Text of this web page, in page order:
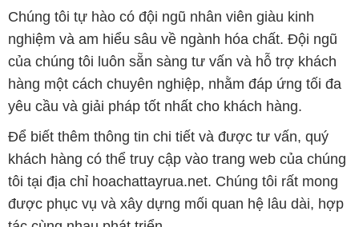
Chúng tôi tự hào có đội ngũ nhân viên giàu kinh
nghiệm và am hiểu sâu về ngành hóa chất. Đội ngũ
của chúng tôi luôn sẵn sàng tư vấn và hỗ trợ khách
hàng một cách chuyên nghiệp, nhằm đáp ứng tối đa
yêu cầu và giải pháp tốt nhất cho khách hàng.
Để biết thêm thông tin chi tiết và được tư vấn, quý
khách hàng có thể truy cập vào trang web của chúng
tôi tại địa chỉ hoachattayrua.net. Chúng tôi rất mong
được phục vụ và xây dựng mối quan hệ lâu dài, hợp